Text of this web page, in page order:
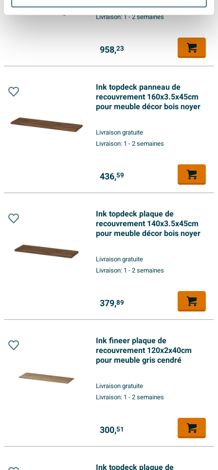
Livraison gratuite
Livraison:1 - 2 semaines
958,23
Ink topdeck panneau de
recouvrement 160x3.5x45cm
pour meuble décor bois noyer
Livraison gratuite
Livraison: 1 - 2 semaines
436,59
Ink topdeck plaque de
recouvrement 140x3.5x45cm
pour meuble décor bois noyer
Livraison gratuite
Livraison: 1 - 2 semaines
379,89
Ink fineer plaque de
recouvrement 120x2x40cm
pour meuble gris cendré
Livraison gratuite
Livraison: 1 - 2 semaines
300,51